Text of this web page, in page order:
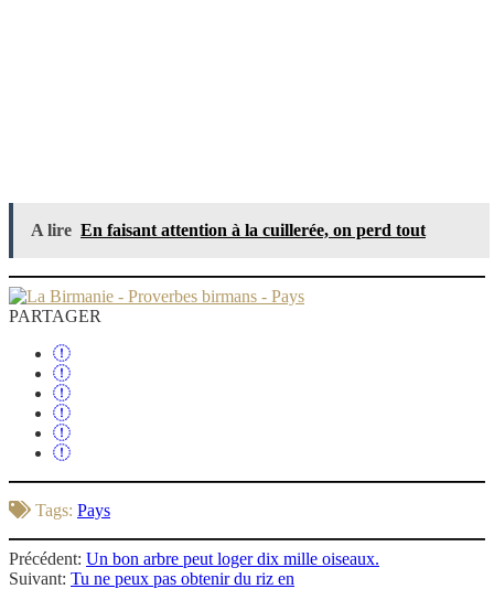
A lire En faisant attention à la cuillerée, on perd tout
PARTAGER
Tags: Pays
Précédent: Un bon arbre peut loger dix mille oiseaux.
Suivant: Tu ne peux pas obtenir du riz en